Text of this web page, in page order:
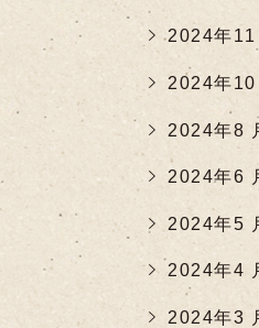
2024年11
2024年10
2024年8
2024年6
2024年5
2024年4
2024年3